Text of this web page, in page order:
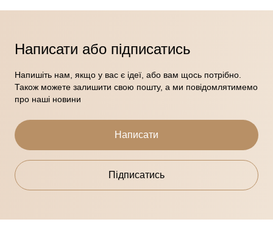
Написати або підписатись
Напишіть нам, якщо у вас є ідеї, або вам щось потрібно.
Також можете залишити свою пошту, а ми повідомлятимемо
про наші новини
Написати
Підписатись